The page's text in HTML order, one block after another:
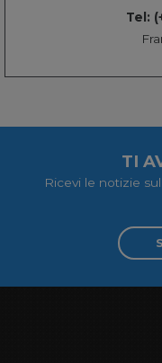
Tel:
TI
Ricevi le notizie